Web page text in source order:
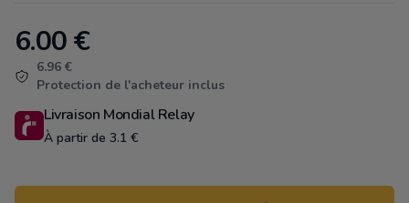
Product information
6.00€
6.96 €
Protection de l'acheteur inclus
Livraison Mondial Relay
À partir de 3.1 €